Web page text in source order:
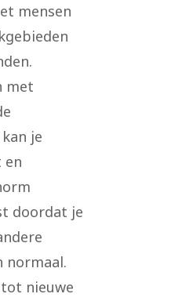
mensen
met
je
doordat je
normaal.
nieuwe